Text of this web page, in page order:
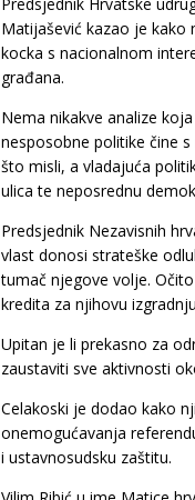
Predsjednik Hrvatske
Matijašević kazao je kako
kocka s nacionalnom
građana.
Nema nikakve analize
nesposobne politike čine
što misli, a vladajuća
ulica te neposrednu
Predsjednik Nezavisnih
vlast donosi strateške
tumač njegove volje.
kredita za njihovu
Upitan je li prekasno za
zaustaviti sve aktivnosti
Celakoski je dodao kako
onemogućavanja
i ustavnosudsku zaštitu.